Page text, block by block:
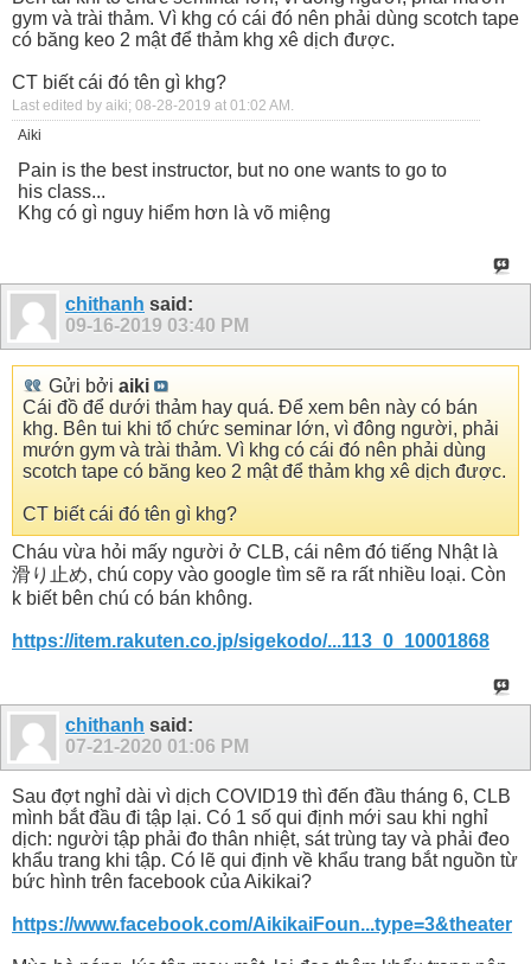
gym và trài thảm. Vì khg có cái đó nên phải dùng scotch tape
có băng keo 2 mật để thảm khg xê dịch được.
CT biết cái đó tên gì khg?
Last edited by aiki; 08-28-2019 at 01:02 AM .
Aiki
Pain is the best instructor, but no one wants to go to
his class...
Khg có gì nguy hiểm hơn là võ miệng
chithanh said:
09-16-2019 03:40 PM
Gửi bởi aiki
Cái đồ để dưới thảm hay quá. Để xem bên này có bán
khg. Bên tui khi tổ chức seminar lớn, vì đông người, phải
mướn gym và trài thảm. Vì khg có cái đó nên phải dùng
scotch tape có băng keo 2 mật để thảm khg xê dịch được.
CT biết cái đó tên gì khg?
Cháu vừa hỏi mấy người ở CLB, cái nêm đó tiếng Nhật là
滑り止め, chú copy vào google tìm sẽ ra rất nhiều loại. Còn
k biết bên chú có bán không.
https://item.rakuten.co.jp/sigekodo/...113_0_10001868
chithanh said:
07-21-2020 01:06 PM
Sau đợt nghỉ dài vì dịch COVID19 thì đến đầu tháng 6, CLB
mình bắt đầu đi tập lại. Có 1 số qui định mới sau khi nghỉ
dịch: người tập phải đo thân nhiệt, sát trùng tay và phải đeo
khẩu trang khi tập. Có lẽ qui định về khẩu trang bắt nguồn từ
bức hình trên facebook của Aikikai?
https://www.facebook.com/AikikaiFoun...type=3&theater